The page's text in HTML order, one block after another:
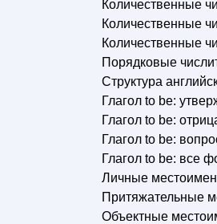
Количественные
Количественные
Количественные
Порядковые
Структура
Глагол to be:
Глагол to be:
Глагол to be:
Глагол to be: все
Личные
Притяжательные
Объектные